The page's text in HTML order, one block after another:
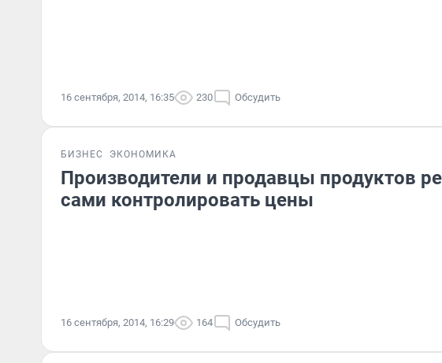
16 сентября, 2014, 16:35 230 Обсудить
БИЗНЕС ЭКОНОМИКА
Производители и продавцы продуктов
сами контролировать цены
16 сентября, 2014, 16:29 164 Обсудить